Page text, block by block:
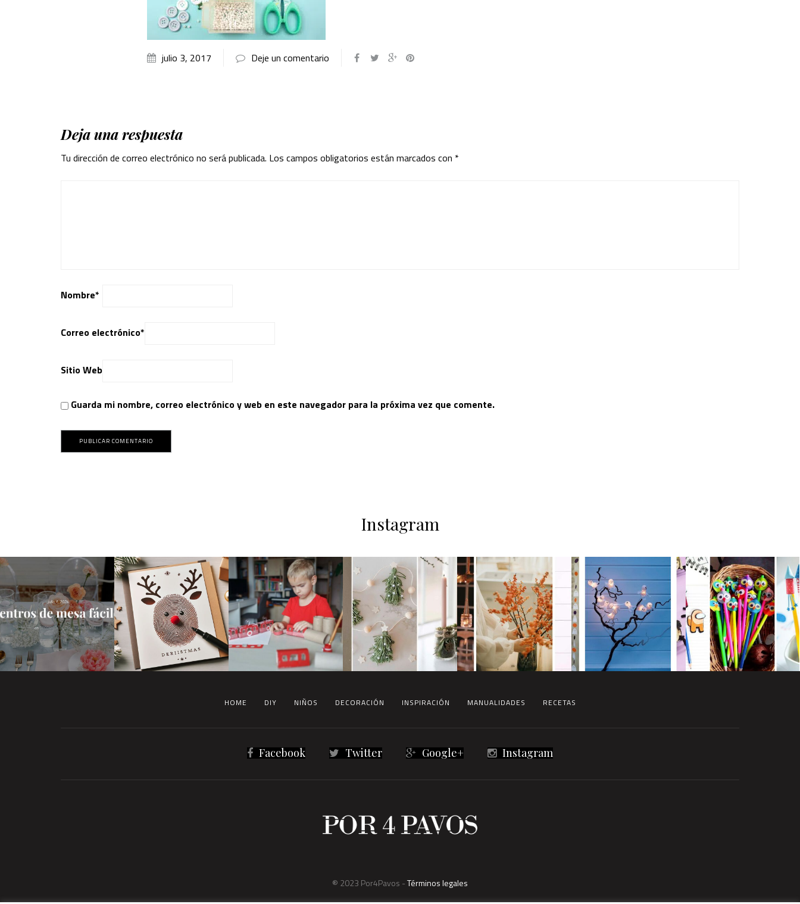
julio 3, 2017 Deje un comentario
Deja una respuesta
Tu dirección de correo electrónico no será publicada. Los campos obligatorios están marcados con *
Nombre*
Correo electrónico*
Sitio Web
Guarda mi nombre, correo electrónico y web en este navegador para la próxima vez que comente.
Instagram
HOME DIY NIÑOS DECORACIÓN INSPIRACIÓN MANUALIDADES RECETAS
Facebook Twitter Google+ Instagram
® 2023 Por4Pavos -Términos legales